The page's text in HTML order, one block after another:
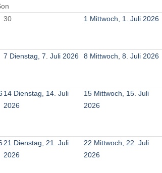
30 1 Mittwoch, 1. Juli 2026
7 Dienstag, 7. Juli 2026 8 Mittwoch, 8. Juli 2026
14 Dienstag, 14. Juli
2026
15 Mittwoch, 15. Juli
2026
21 Dienstag, 21. Juli
2026
22 Mittwoch, 22. Juli
2026